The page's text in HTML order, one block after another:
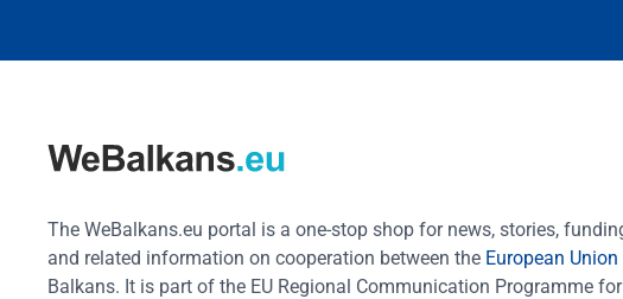
The WeBalkans.eu portal is a one-stop shop for news, stories,
and related information on cooperation between the European Union
Balkans. It is part of the EU Regional Communication Programme